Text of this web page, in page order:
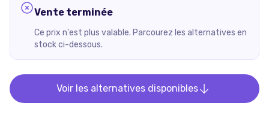
Vente terminée
Ce prix n'est plus valable. Parcourez les alternatives en
stock ci-dessous.
Voir les alternatives disponibles